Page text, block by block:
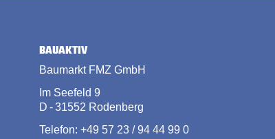
BAUAKTIV
Baumarkt FMZ GmbH
Im Seefeld 9
D - 31552 Rodenberg
Telefon: +49 57 23 / 94 44 99 0